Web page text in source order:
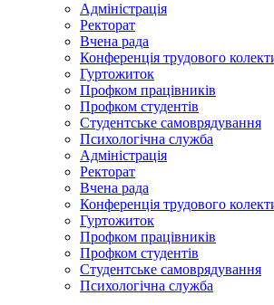
Адміністрація
Ректорат
Вчена рада
Конференція трудового
Гуртожиток
Профком працівників
Профком студентів
Студентське самоврядування
Психологічна служба
Адміністрація
Ректорат
Вчена рада
Конференція трудового
Гуртожиток
Профком працівників
Профком студентів
Студентське самоврядування
Психологічна служба